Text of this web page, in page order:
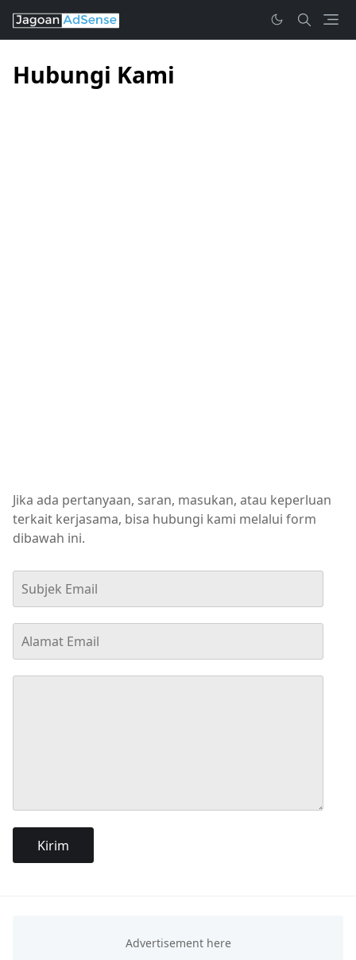
Hubungi Kami
Jika ada pertanyaan, saran, masukan, atau keperluan
terkait kerjasama, bisa hubungi kami melalui form
dibawah ini.